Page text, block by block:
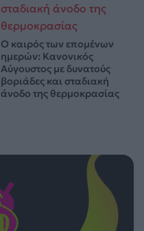
Ο καιρός των επομένων
ημερών: Κανονικός
Αύγουστος με δυνατούς
βοριάδες και σταδιακή
άνοδο της θερμοκρασίας